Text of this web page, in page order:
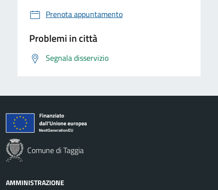
Prenota appuntamento
Problemi in città
Segnala disservizio
Comune di Taggia
AMMINISTRAZIONE